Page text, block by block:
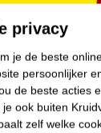
privacy
je de beste
persoonlijker
de beste acties
ook buiten
zelf welke